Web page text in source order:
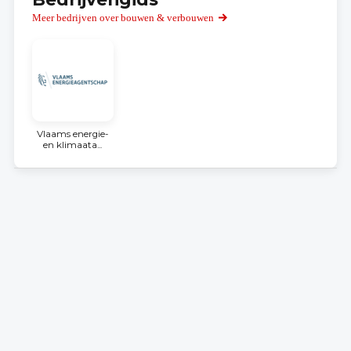
Meer bedrijven over bouwen & verbouwen
Vlaams energie-
en klimaata...